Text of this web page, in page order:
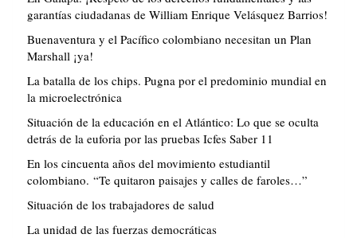
garantías ciudadanas de William Enrique Velásquez Barrios!
Buenaventura y el Pacífico colombiano necesitan un Plan
Marshall ¡ya!
La batalla de los chips. Pugna por el predominio mundial en
la microelectrónica
Situación de la educación en el Atlántico: Lo que se oculta
detrás de la euforia por las pruebas Icfes Saber 11
En los cincuenta años del movimiento estudiantil
colombiano. “Te quitaron paisajes y calles de faroles…”
Situación de los trabajadores de salud
La unidad de las fuerzas democráticas